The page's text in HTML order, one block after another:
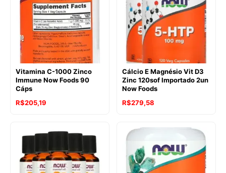
Vitamina C-1000 Zinco
Immune Now Foods 90
Cáps
R$205,19
Cálcio E Magnésio Vit D3
Zinc 120sof Importado 2un
Now Foods
R$279,58